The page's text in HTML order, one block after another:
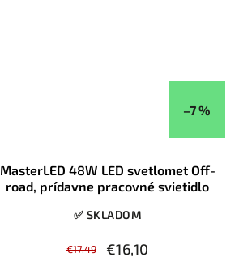
–7 %
MasterLED 48W LED svetlomet Off-
road, prídavne pracovné svietidlo
✅ SKLADOM
€17,49 €16,10